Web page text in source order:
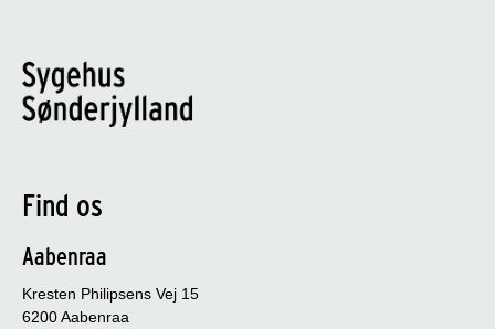
Find os
Aabenraa
Kresten Philipsens Vej 15
6200 Aabenraa